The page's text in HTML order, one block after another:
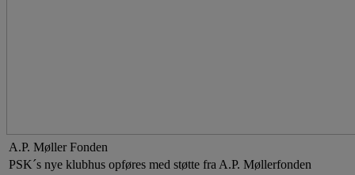
A.P. Møller Fonden
PSK´s nye klubhus opføres med støtte fra A.P. Møllerfonden